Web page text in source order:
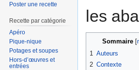
les
Sommaire
1 Auteurs
2 Contexte
Poster une recette
Recette par catégorie
Apéro
Pique-nique
Potages et soupes
Hors-d’œuvres et
entrées